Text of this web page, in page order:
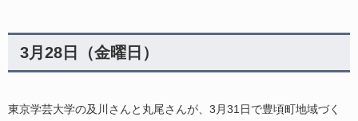
3月28日（金曜日）
東京学芸大学の及川さんと丸尾さんが、3月31日で豊頃町地域づく